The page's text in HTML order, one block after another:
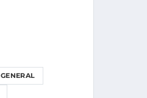
GENERAL